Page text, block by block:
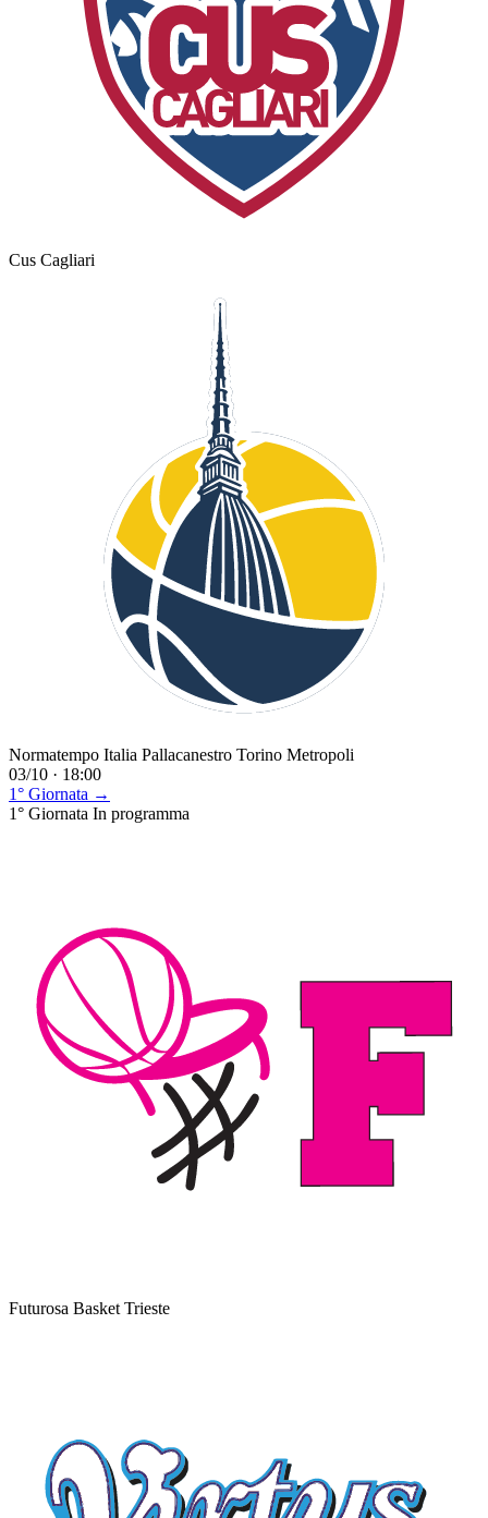
Cus Cagliari
Normatempo Italia Pallacanestro Torino Metropoli
03/10 · 18:00
1° Giornata →
1° Giornata In programma
Futurosa Basket Trieste